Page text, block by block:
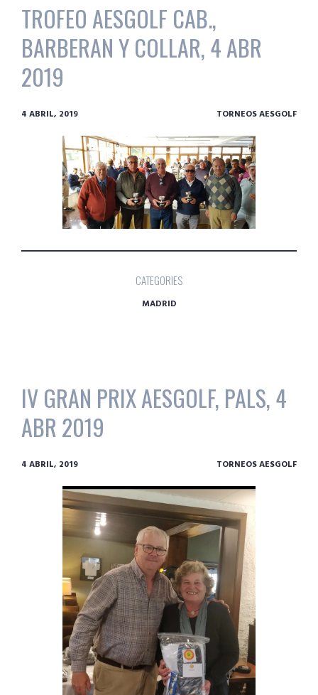
TROFEO AESGOLF CAB.,
BARBERAN Y COLLAR, 4 ABR
2019
4 ABRIL, 2019 TORNEOS AESGOLF
CATEGORIES
MADRID
IV GRAN PRIX AESGOLF, PALS, 4
ABR 2019
4 ABRIL, 2019 TORNEOS AESGOLF